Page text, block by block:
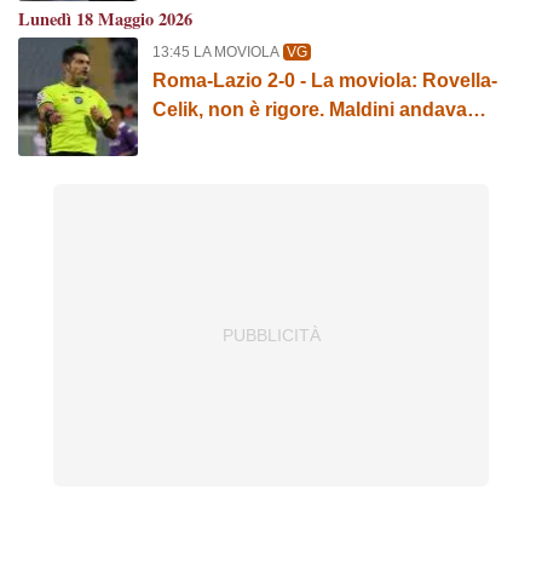
Lunedì 18 Maggio 2026
13:45 LA MOVIOLA VG
Roma-Lazio 2-0 - La moviola: Rovella-
Celik, non è rigore. Maldini andava